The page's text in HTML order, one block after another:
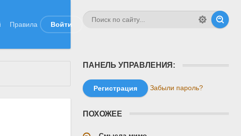
Правила Войти
ПАНЕЛЬ УПРАВЛЕНИЯ:
Регистрация Забыли пароль?
ПОХОЖЕЕ